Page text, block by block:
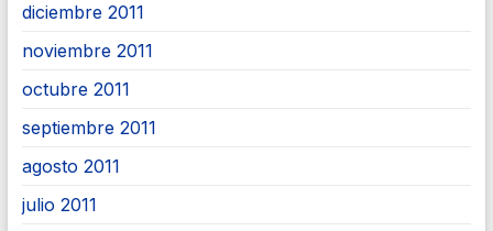
diciembre 2011
noviembre 2011
octubre 2011
septiembre 2011
agosto 2011
julio 2011